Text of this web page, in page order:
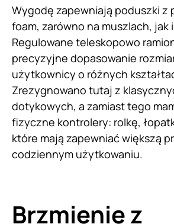
Wygodę zapewniają poduszki z
foam, zarówno na muszlach, jak
Regulowane teleskopowo
precyzyjne dopasowanie
użytkownicy o różnych
Zrezygnowano tutaj z
dotykowych, a zamiast tego
fizyczne kontrolery: rolkę,
które mają zapewniać większą
codziennym użytkowaniu.
Brzmienie z